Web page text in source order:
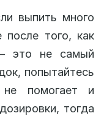
выпить много
после того, как
это не самый
попытайтесь
помогает и
тогда